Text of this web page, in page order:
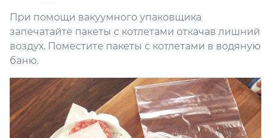
При помощи вакуумного упаковщика
запечатайте пакеты с котлетами откачав лишний
воздух. Поместите пакеты с котлетами в водяную
баню.